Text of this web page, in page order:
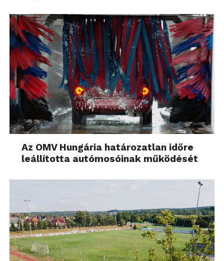
Az OMV Hungária határozatlan időre
leállította autómosóinak működését